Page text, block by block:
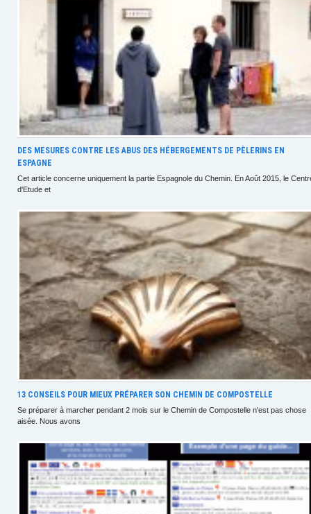
DES MESURES CONTRE LES ABUS DES HÉBERGEMENTS DE PÈLERINS EN
ESPAGNE
Cet article concerne uniquement la partie Espagnole du Chemin. En Août 2015, le
d'Etude et
13 CONSEILS POUR MIEUX PRÉPARER SON CHEMIN DE COMPOSTELLE
Se préparer à marcher pendant 2 mois sur le Chemin de Compostelle n'est pas chose
aisée. Nous avons